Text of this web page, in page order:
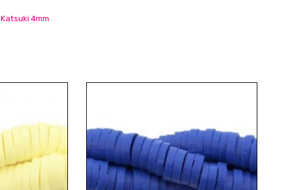
Katsuki 4mm